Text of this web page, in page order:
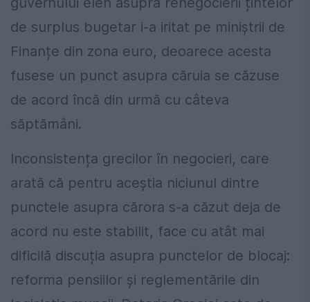
de surplus bugetar i-a iritat pe miniștrii de
Finanțe din zona euro, deoarece acesta
fusese un punct asupra căruia se căzuse
de acord încă din urmă cu câteva
săptămâni.
Inconsistența grecilor în negocieri, care
arată că pentru aceștia niciunul dintre
punctele asupra cărora s-a căzut deja de
acord nu este stabilit, face cu atât mai
dificilă discuția asupra punctelor de blocaj:
reforma pensiilor și reglementările din